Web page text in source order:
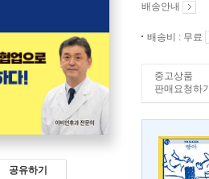
공유하기
배송안내
배송비 : 무료
중고상품
판매요청하기